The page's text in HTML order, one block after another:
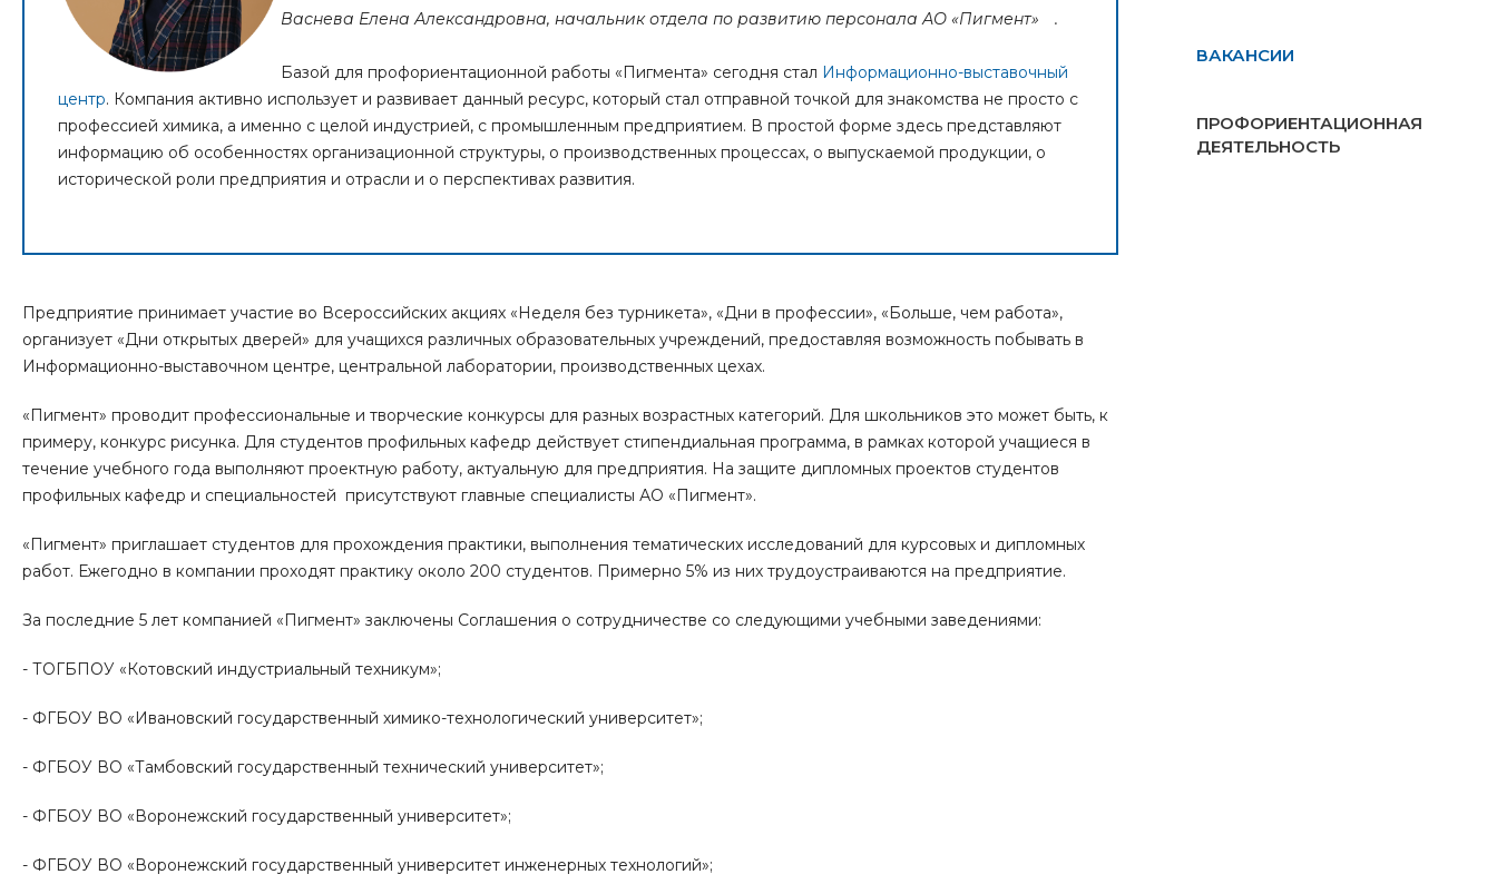
Васнева Елена Александровна, начальник отдела по развитию персонала АО «Пигмент» .
Базой для профориентационной работы «Пигмента» сегодня стал Информационно-выставочный
центр. Компания активно использует и развивает данный ресурс, который стал отправной точкой для знакомства не просто с
профессией химика, а именно с целой индустрией, с промышленным предприятием. В простой форме здесь представляют
информацию об особенностях организационной структуры, о производственных процессах, о выпускаемой продукции, о
исторической роли предприятия и отрасли и о перспективах развития.
Предприятие принимает участие во Всероссийских акциях «Неделя без турникета», «Дни в профессии», «Больше, чем работа»,
организует «Дни открытых дверей» для учащихся различных образовательных учреждений, предоставляя возможность побывать в
Информационно-выставочном центре, центральной лаборатории, производственных цехах.
«Пигмент» проводит профессиональные и творческие конкурсы для разных возрастных категорий. Для школьников это может быть, к
примеру, конкурс рисунка. Для студентов профильных кафедр действует стипендиальная программа, в рамках которой учащиеся в
течение учебного года выполняют проектную работу, актуальную для предприятия. На защите дипломных проектов студентов
профильных кафедр и специальностей присутствуют главные специалисты АО «Пигмент».
«Пигмент» приглашает студентов для прохождения практики, выполнения тематических исследований для курсовых и дипломных
работ. Ежегодно в компании проходят практику около 200 студентов. Примерно 5% из них трудоустраиваются на предприятие.
За последние 5 лет компанией «Пигмент» заключены Соглашения о сотрудничестве со следующими учебными заведениями:
- ТОГБПОУ «Котовский индустриальный техникум»;
- ФГБОУ ВО «Ивановский государственный химико-технологический университет»;
- ФГБОУ ВО «Тамбовский государственный технический университет»;
- ФГБОУ ВО «Воронежский государственный университет»;
- ФГБОУ ВО «Воронежский государственный университет инженерных технологий»;
ВАКАНСИИ
ПРОФОРИЕНТАЦИОННАЯ
ДЕЯТЕЛЬНОСТЬ